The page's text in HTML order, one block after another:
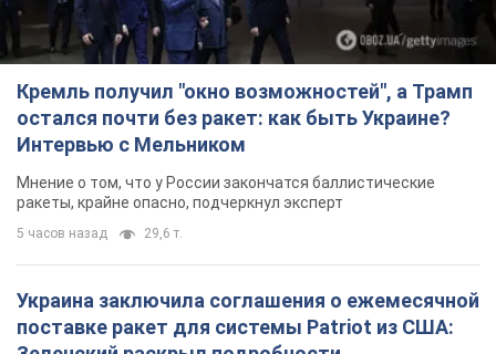
Кремль получил "окно возможностей", а Трамп
остался почти без ракет: как быть Украине?
Интервью с Мельником
Мнение о том, что у России закончатся баллистические
ракеты, крайне опасно, подчеркнул эксперт
5 часов назад 29,6 т.
Украина заключила соглашения о ежемесячной
поставке ракет для системы Patriot из США: